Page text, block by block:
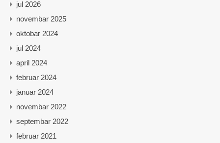
jul 2026
novembar 2025
oktobar 2024
jul 2024
april 2024
februar 2024
januar 2024
novembar 2022
septembar 2022
februar 2021